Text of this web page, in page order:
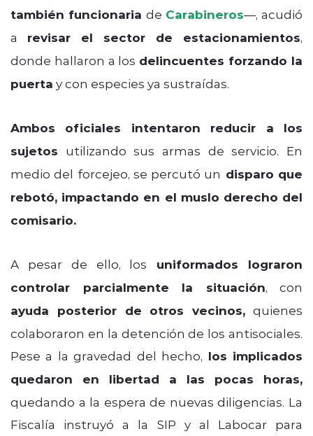
también funcionaria de Carabineros—, acudió
a revisar el sector de estacionamientos,
donde hallaron a los delincuentes forzando la
puerta y con especies ya sustraídas.
Ambos oficiales intentaron reducir a los
sujetos utilizando sus armas de servicio. En
medio del forcejeo, se percutó un disparo que
rebotó, impactando en el muslo derecho del
comisario.
A pesar de ello, los uniformados lograron
controlar parcialmente la situación, con
ayuda posterior de otros vecinos, quienes
colaboraron en la detención de los antisociales.
Pese a la gravedad del hecho, los implicados
quedaron en libertad a las pocas horas,
quedando a la espera de nuevas diligencias. La
Fiscalía instruyó a la SIP y al Labocar para